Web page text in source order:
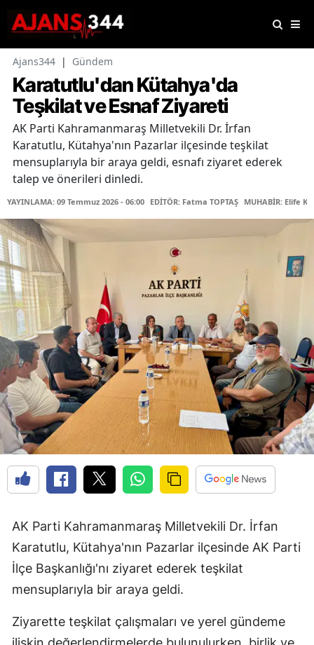
Ajans344 | Gündem
Karatutlu'dan Kütahya'da
Teşkilat ve Esnaf Ziyareti
AK Parti Kahramanmaraş Milletvekili Dr. İrfan
Karatutlu, Kütahya'nın Pazarlar ilçesinde teşkilat
mensuplarıyla bir araya geldi, esnafı ziyaret ederek
talep ve önerileri dinledi.
YAYINLAMA: 09 Temmuz 2026 - 06:00 EDİTÖR: Fatma TOPTAŞ MUHABİR: Elife
AK Parti Kahramanmaraş Milletvekili Dr. İrfan
Karatutlu, Kütahya'nın Pazarlar ilçesinde AK Parti
İlçe Başkanlığı'nı ziyaret ederek teşkilat
mensuplarıyla bir araya geldi.
Ziyarette teşkilat çalışmaları ve yerel gündeme